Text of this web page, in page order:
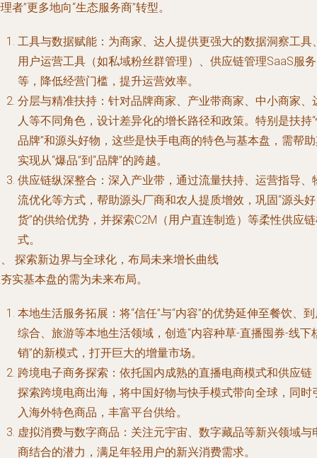
者”更多地向“生态服务商”转型。
工具与数据赋能 ：为商家、达人提供更强大的数据洞察工具
用户运营工具（如私域粉丝群管理）、供应链管理SaaS服务
等，降低经营门槛，提升运营效率。
分层与精准扶持 ：针对品牌商家、产业带商家、中小商家、
人等不同角色，设计差异化的增长路径和政策。特别是扶持
品牌”和源头好物，这些是快手电商的特色与基本盘，需帮
实现从“爆品”到“品牌”的跨越。
供应链纵深整合 ：深入产业带，通过流量扶持、运营指导、
流优化等方式，帮助源头厂商和农人提质增效，巩固“源头好
货”的供给优势，并探索C2M（用户直连制造）等柔性供应
式。
探索新边界与全球化，布局未来增长曲线
实基本盘的需为未来布局。
本地生活服务拓展 ：将“信任”与“内容”的优势延伸至餐饮、
综合、旅游等本地生活领域，创造“内容种草-直播囤券-线下
销”的新模式，打开巨大的增量市场。
跨境电子商务探索 ：依托国内成熟的直播电商模式和供应链
探索跨境电商出海，将中国好物与快手模式带向全球，同时
入海外特色商品，丰富平台供给。
虚拟消费与数字商品 ：关注元宇宙、数字藏品等新兴领域与
商结合的潜力，满足年轻用户的新兴消费需求。